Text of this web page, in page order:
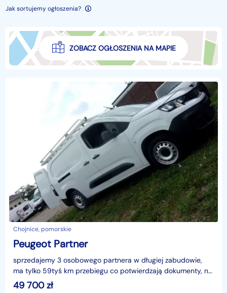
Jak sortujemy ogłoszenia?
ZOBACZ OGŁOSZENIA NA MAPIE
Chojnice, pomorskie
Peugeot Partner
sprzedajemy 3 osobowego partnera w długiej zabudowie,
ma tylko 59tyś km przebiegu co potwierdzają dokumenty, na
dachu zamontowano porządny aluminiowy bagażnik z
49 700zł